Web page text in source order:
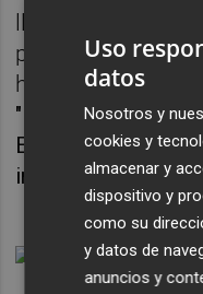
plan de ayuda y
hostelería, sin ser
"Hay que
Egea, "pero todo
interesa, señor
Uso
datos
Nosotros y
cookies y
almacenar y
dispositivo y
como su
y datos de
anuncios y